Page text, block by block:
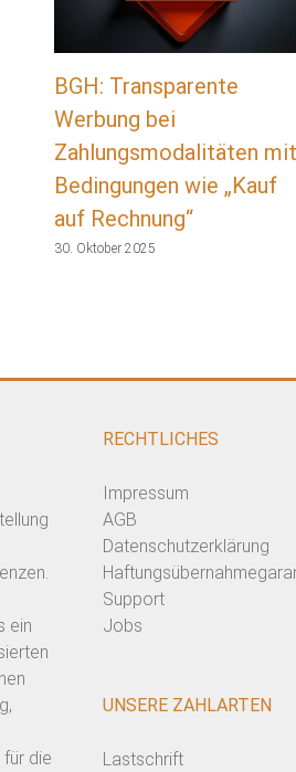
BGH: Transparente
Werbung bei
Zahlungsmodalitäten mit
Bedingungen wie „Kauf
auf Rechnung“
30. Oktober 2025
ein
die
RECHTLICHES
Impressum
AGB
Datenschutzerklärung
Support
Jobs
UNSERE ZAHLARTEN
Lastschrift